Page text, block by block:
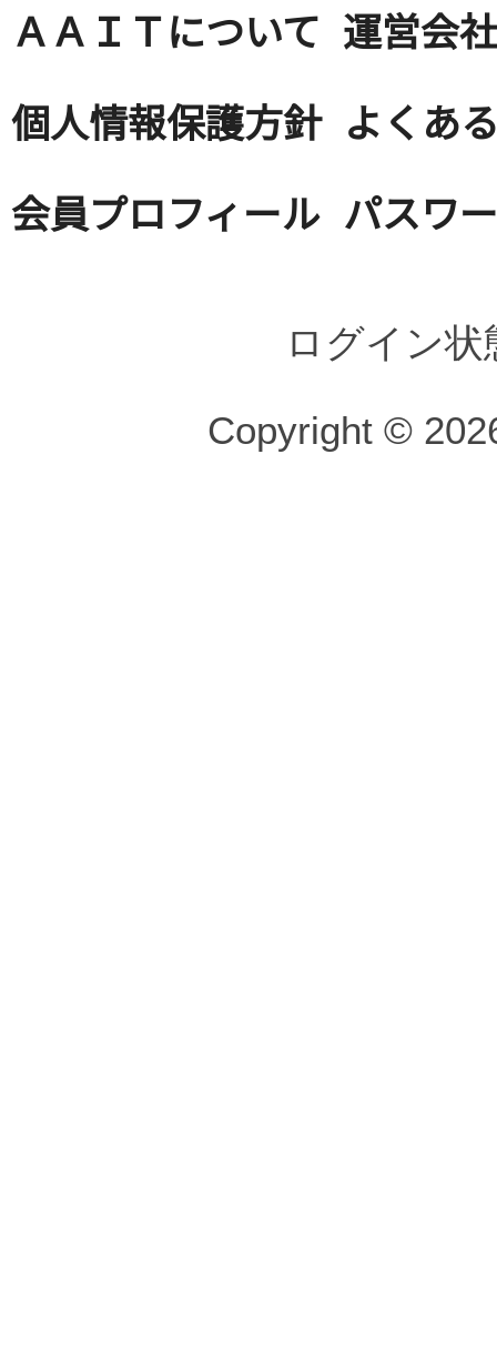
ＡＡＩＴについて 運営会社
個人情報保護方針 よくあ
会員プロフィール パスワ
ログイン
Copyright ©